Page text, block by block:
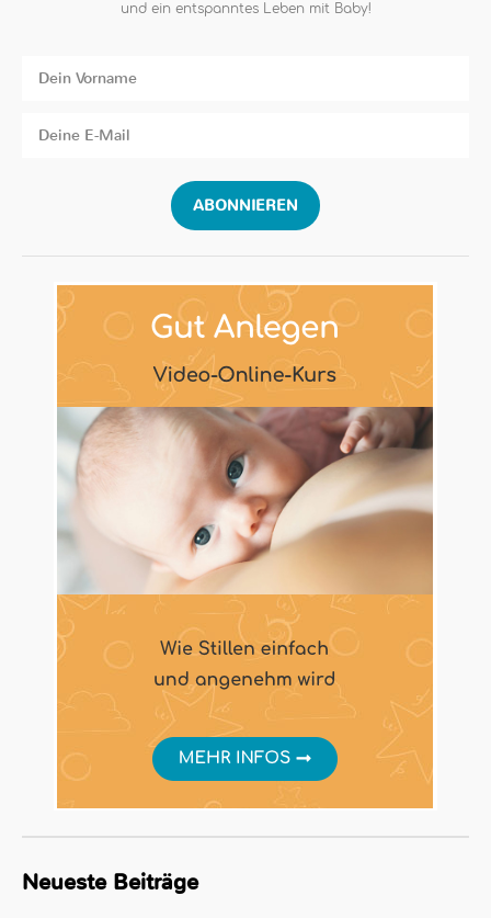
und ein entspanntes Leben mit Baby!
ABONNIEREN
Neueste Beiträge